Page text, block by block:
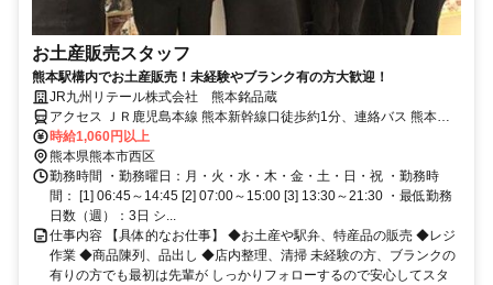
お土産販売スタッフ
熊本駅構内でお土産販売！未経験やブランク有の方大歓迎！
JR九州リテール株式会社 熊本銘品蔵
アクセス ＪＲ鹿児島本線 熊本新幹線口徒歩約1分、連絡バス 熊本徒
歩約2分
時給1,060円以上
熊本県熊本市西区
勤務時間 ・勤務曜日：月・火・水・木・金・土・日・祝 ・勤務時
間： [1] 06:45～14:45 [2] 07:00～15:00 [3] 13:30～21:30 ・最低勤務
日数（週）：3日 シ...
仕事内容 【具体的なお仕事】 ◆お土産や駅弁、特産品の販売 ◆レジ
作業 ◆商品陳列、品出し ◆店内整理、清掃 未経験の方、ブランクの
有りの方でも最初は先輩が しっかりフォローするので安心してスタ